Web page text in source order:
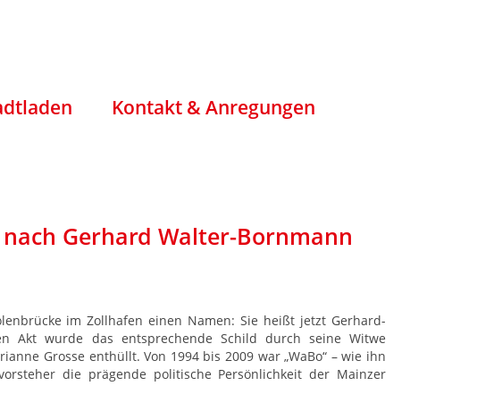
Kontakt & Anregungen
Gerhard Walter-Bornmann
im Zollhafen einen Namen: Sie heißt jetzt Gerhard-
Akt wurde das entsprechende Schild durch seine Witwe
Grosse enthüllt. Von 1994 bis 2009 war „WaBo“ – wie ihn
die prägende politische Persönlichkeit der Mainzer